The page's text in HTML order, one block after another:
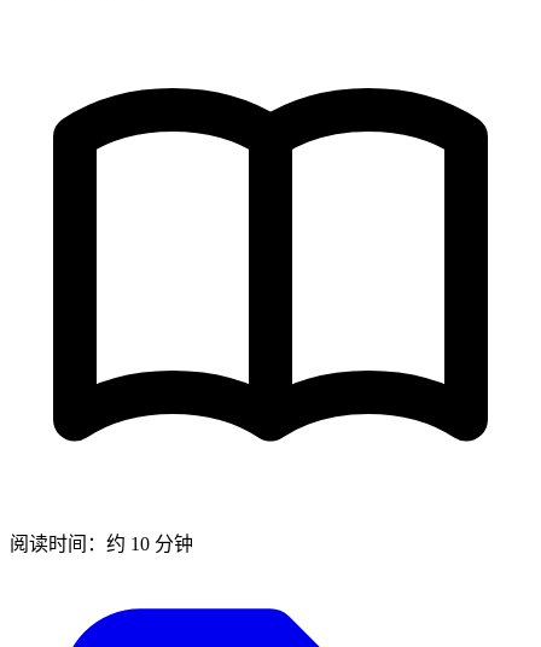
阅读时间：约 10 分钟